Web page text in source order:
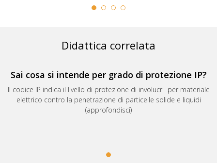
Didattica correlata
Sai cosa si intende per grado di protezione IP?
Il codice IP indica il livello di protezione di involucri per materiale
elettrico contro la penetrazione di particelle solide e liquidi
(approfondisci)